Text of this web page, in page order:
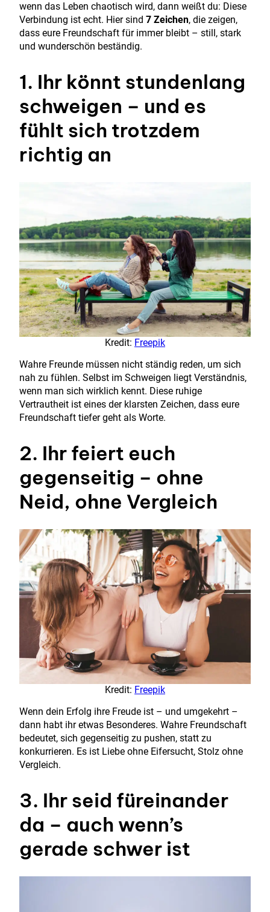
wenn das Leben chaotisch wird, dann weißt du: Diese
Verbindung ist echt. Hier sind 7 Zeichen, die zeigen,
dass eure Freundschaft für immer bleibt – still, stark
und wunderschön beständig.
1. Ihr könnt stundenlang
schweigen – und es
fühlt sich trotzdem
richtig an
Kredit: Freepik
Wahre Freunde müssen nicht ständig reden, um sich
nah zu fühlen. Selbst im Schweigen liegt Verständnis,
wenn man sich wirklich kennt. Diese ruhige
Vertrautheit ist eines der klarsten Zeichen, dass eure
Freundschaft tiefer geht als Worte.
2. Ihr feiert euch
gegenseitig – ohne
Neid, ohne Vergleich
Kredit: Freepik
Wenn dein Erfolg ihre Freude ist – und umgekehrt –
dann habt ihr etwas Besonderes. Wahre Freundschaft
bedeutet, sich gegenseitig zu pushen, statt zu
konkurrieren. Es ist Liebe ohne Eifersucht, Stolz ohne
Vergleich.
3. Ihr seid füreinander
da – auch wenn’s
gerade schwer ist